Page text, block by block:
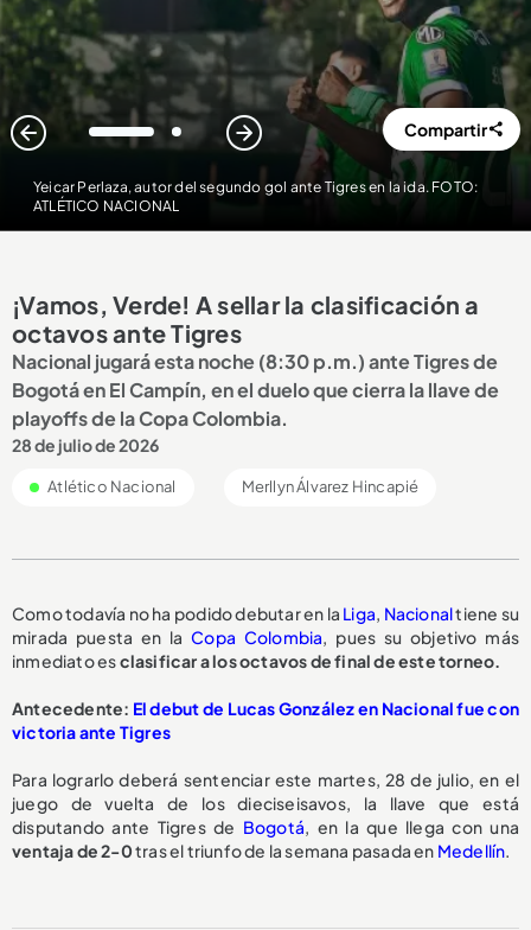
Yeicar Perlaza, autor del segundo gol ante Tigres en la ida. FOTO:
ATLÉTICO NACIONAL
1 2 Compartir
¡Vamos, Verde! A sellar la clasificación a
octavos ante Tigres
Nacional jugará esta noche (8:30 p.m.) ante Tigres de
Bogotá en El Campín, en el duelo que cierra la llave de
playoffs de la Copa Colombia.
28 de julio de 2026
Atlético Nacional Merllyn Álvarez Hincapié
Como todavía no ha podido debutar en la Liga, Nacionaltiene su
mirada puesta en laCopa Colombia, pues su objetivo más
inmediato esclasificar a los octavos de final de este torneo.
Antecedente: El debut de Lucas González en Nacional fue con
victoria ante Tigres
Para lograrlo deberá sentenciar este martes, 28 de julio, en el
juego de vuelta de los dieciseisavos, la llave que está
disputando ante Tigres de Bogotá, en la que llega con una
ventaja de 2-0tras el triunfo de la semana pasada en Medellín.